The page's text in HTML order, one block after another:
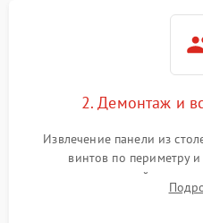
2. Демонтаж и
Извлечение панели из
винтов по периметру
стеклокерамической
сенсорного блока для